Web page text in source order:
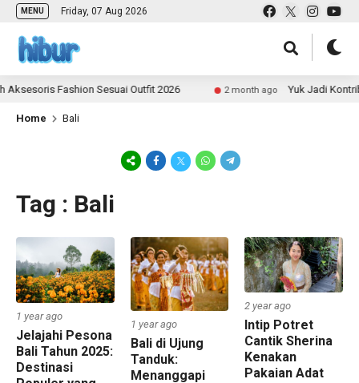
MENU Friday, 07 Aug 2026
Fashion Sesuai Outfit 2026 2 month ago Yuk Jadi
Home Bali
Tag : Bali
1 year ago
Jelajahi Pesona
Bali Tahun 2025:
Destinasi
1 year ago
Bali di Ujung
Tanduk:
Menanggapi
2 year ago
Intip Potret
Cantik Sherina
Kenakan
Pakaian Adat